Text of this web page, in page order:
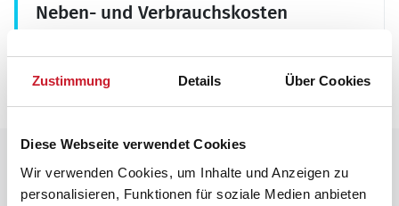
Zustimmung Details Über Cookies
Diese Webseite verwendet Cookies
Wir verwenden Cookies, um Inhalte und Anzeigen zu
personalisieren, Funktionen für soziale Medien anbieten
Neben- und Verbrauchskosten
nächsten Schritt im Buchungsformular.
Raumaufteilung